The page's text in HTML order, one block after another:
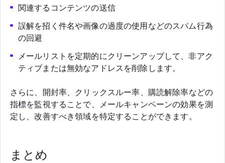
関連するコンテンツの送信
誤解を招く件名や画像の過度の使用などのスパム行為
の回避
メールリストを定期的にクリーンアップして、非アク
ティブまたは無効なアドレスを削除します。
さらに、開封率、クリックスルー率、購読解除率などの
指標を監視することで、メールキャンペーンの効果を測
定し、改善すべき領域を特定することができます。
まとめ